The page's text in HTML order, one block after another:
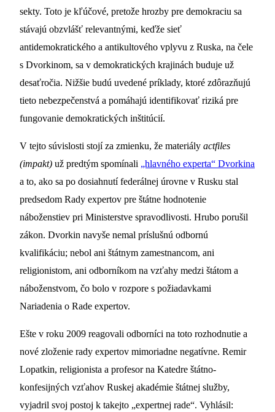
sekty. Toto je kľúčové, pretože hrozby pre demokraciu sa
stávajú obzvlášť relevantnými, keďže sieť
antidemokratického a antikultového vplyvu z Ruska, na čele
s Dvorkinom, sa v demokratických krajinách buduje už
desaťročia. Nižšie budú uvedené príklady, ktoré zdôrazňujú
tieto nebezpečenstvá a pomáhajú identifikovať riziká pre
fungovanie demokratických inštitúcií.
V tejto súvislosti stojí za zmienku, že materiály actfiles
(impakt) už predtým spomínali „hlavného experta“ Dvorkina
a to, ako sa po dosiahnutí federálnej úrovne v Rusku stal
predsedom Rady expertov pre štátne hodnotenie
náboženstiev pri Ministerstve spravodlivosti. Hrubo porušil
zákon. Dvorkin navyše nemal príslušnú odbornú
kvalifikáciu; nebol ani štátnym zamestnancom, ani
religionistom, ani odborníkom na vzťahy medzi štátom a
náboženstvom, čo bolo v rozpore s požiadavkami
Nariadenia o Rade expertov.
Ešte v roku 2009 reagovali odborníci na toto rozhodnutie a
nové zloženie rady expertov mimoriadne negatívne. Remir
Lopatkin, religionista a profesor na Katedre štátno-
konfesijných vzťahov Ruskej akadémie štátnej služby,
vyjadril svoj postoj k takejto „expertnej rade“. Vyhlásil: